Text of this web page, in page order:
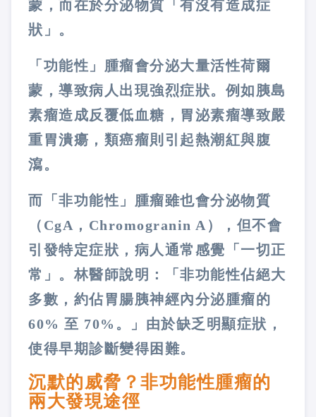
蒙，而在於分泌物質「有沒有造成症
狀」。
「功能性」腫瘤會分泌大量活性荷爾
蒙，導致病人出現強烈症狀。例如胰島
素瘤造成反覆低血糖，胃泌素瘤導致嚴
重胃潰瘍，類癌瘤則引起熱潮紅與腹
瀉。
而「非功能性」腫瘤雖也會分泌物質
（CgA，Chromogranin A），但不會
引發特定症狀，病人通常感覺「一切正
常」。林醫師說明：「非功能性佔絕大
多數，約佔胃腸胰神經內分泌腫瘤的
60% 至 70%。」由於缺乏明顯症狀，
使得早期診斷變得困難。
沉默的威脅？非功能性腫瘤的
兩大發現途徑